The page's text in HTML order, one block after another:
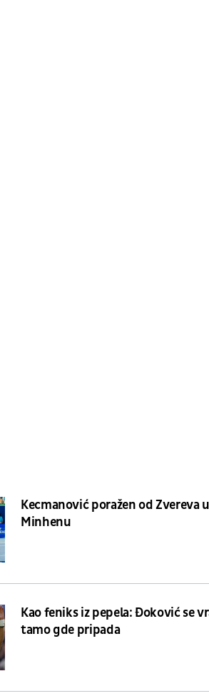
Kecmanović poražen od Zvereva u
Minhenu
Kao feniks iz pepela: Đoković se
tamo gde pripada